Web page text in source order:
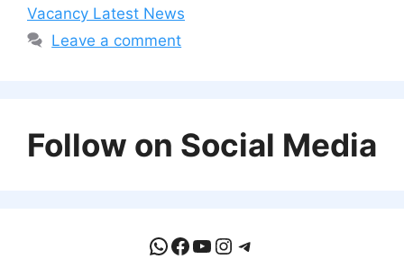
Vacancy Latest News
Leave a comment
Follow on Social Media
WhatsApp
Facebook
YouTube
Instagram
Telegram